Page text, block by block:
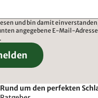
und bin damit
angegebene E-Mail-
Rund um den perfekten